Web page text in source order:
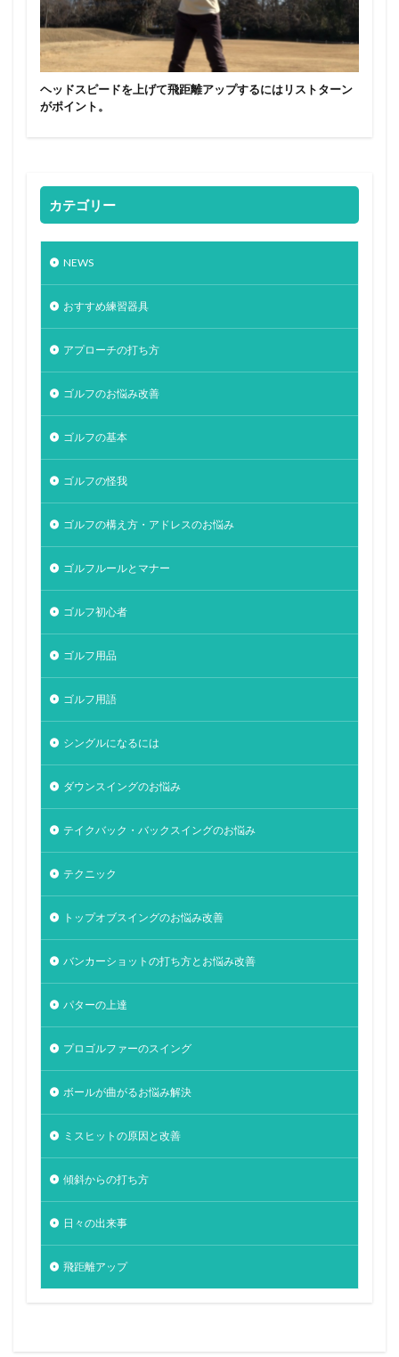
ヘッドスピードを上げて飛距離アップするにはリストターン
がポイント。
カテゴリー
NEWS
おすすめ練習器具
アプローチの打ち方
ゴルフのお悩み改善
ゴルフの基本
ゴルフの怪我
ゴルフの構え方・アドレスのお悩み
ゴルフルールとマナー
ゴルフ初心者
ゴルフ用品
ゴルフ用語
シングルになるには
ダウンスイングのお悩み
テイクバック・バックスイングのお悩み
テクニック
トップオブスイングのお悩み改善
バンカーショットの打ち方とお悩み改善
パターの上達
プロゴルファーのスイング
ボールが曲がるお悩み解決
ミスヒットの原因と改善
傾斜からの打ち方
日々の出来事
飛距離アップ